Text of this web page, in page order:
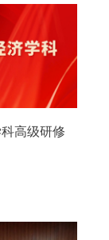
高级研修